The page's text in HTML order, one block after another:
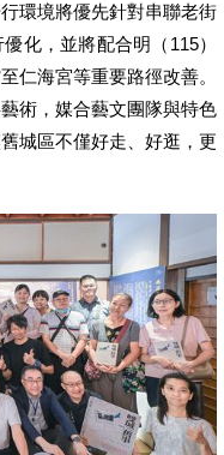
環境將優先針對串聯老街
化，並將配合明（115）
仁海宮等重要路徑改善。
術，媒合藝文團隊與特色
城區不僅好走、好逛，更